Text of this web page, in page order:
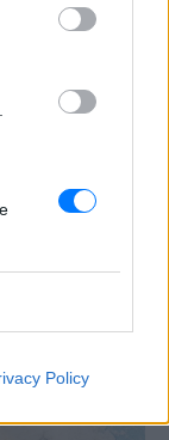
Policy
με
τελικά τους